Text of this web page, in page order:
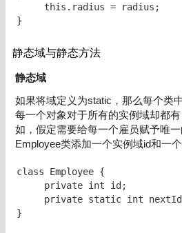
     this.radius = radius;
}
静态域与静态方法
静态域
如果将域定义为static，那么每个类
每一个对象对于所有的实例域却都
如，假定需要给每一个雇员赋予唯
Employee类添加一个实例域id和一
class Employee {
     private int id;
private static int
}